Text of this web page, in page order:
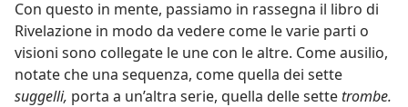
Con questo in mente, passiamo in rassegna il libro di
Rivelazione in modo da vedere come le varie parti o
visioni sono collegate le une con le altre. Come ausilio,
notate che una sequenza, come quella dei sette
suggelli, porta a un’altra serie, quella delle sette trombe.